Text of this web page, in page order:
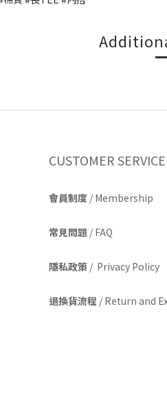
CUSTOMER SERVICE
會員制度 / Membership
常見問題 / FAQ
隱私政策 / Privacy Policy
退換貨流程 / Return and